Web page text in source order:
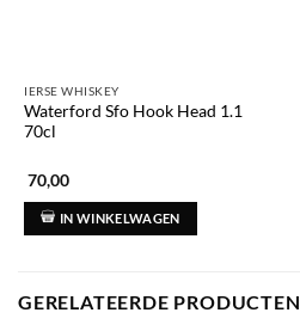
IERSE WHISKEY
Waterford Sfo Hook Head 1.1
70cl
70,00
IN WINKELWAGEN
GERELATEERDE PRODUCTEN